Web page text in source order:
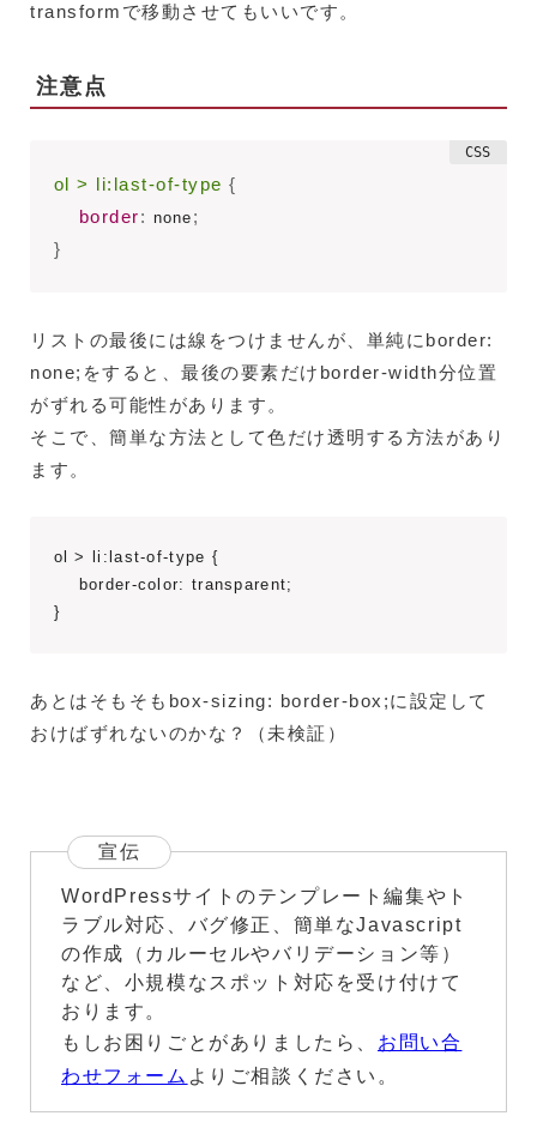
transformで移動させてもいいです。
注意点
ol > li:last-of-type {
border: none ;
}
リストの最後には線をつけませんが、単純にborder:
none;をすると、最後の要素だけborder-width分位置
がずれる可能性があります。
そこで、簡単な方法として色だけ透明する方法があり
ます。
ol > li:last-of-type {
    border-color: transparent;
}
あとはそもそもbox-sizing: border-box;に設定して
おけばずれないのかな？（未検証）
宣伝
WordPressサイトのテンプレート編集やト
ラブル対応、バグ修正、簡単なJavascript
の作成（カルーセルやバリデーション等）
など、小規模なスポット対応を受け付けて
おります。
もしお困りごとがありましたら、 お問い合
わせフォーム よりご相談ください。